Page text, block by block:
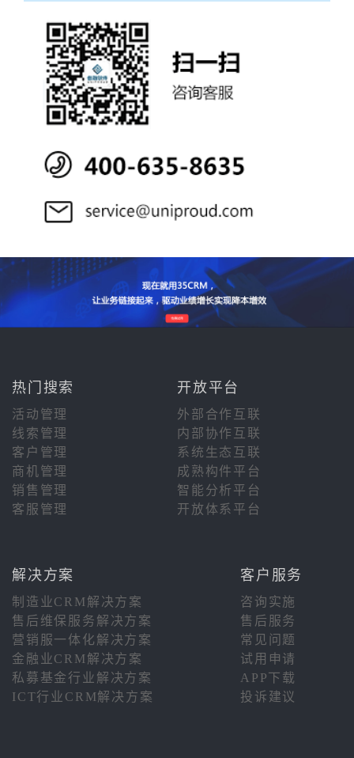
热门搜索 开放平台
活动管理
外部合作互联
线索管理
内部协作互联
客户管理
系统生态互联
商机管理
成熟构件平台
销售管理
智能分析平台
客服管理
开放体系平台
解决方案 客户服务
制造业CRM解决方案
咨询实施
售后维保服务解决方案
售后服务
营销服一体化解决方案
常见问题
金融业CRM解决方案
试用申请
私募基金行业解决方案
APP下载
ICT行业CRM解决方案
投诉建议